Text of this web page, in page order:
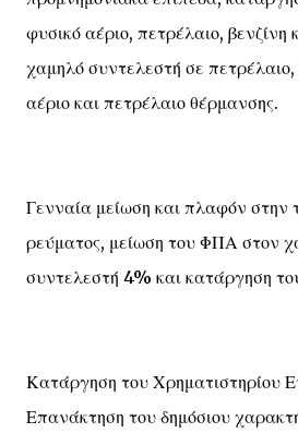
φυσικό αέριο, πετρέλαιο,
χαμηλό συντελεστή σε πετρέλαιο,
αέριο και πετρέλαιο θέρμανσης.
Γενναία μείωση και πλαφόν στην
ρεύματος, μείωση του ΦΠΑ στον
συντελεστή 4% και κατάργηση
Κατάργηση του Χρηματιστηρίου
Επανάκτηση του δημόσιου